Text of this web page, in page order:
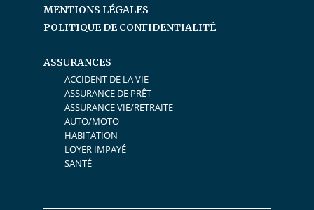
MENTIONS LÉGALES
POLITIQUE DE CONFIDENTIALITÉ
ASSURANCES
ACCIDENT DE LA VIE
ASSURANCE DE PRÊT
ASSURANCE VIE/RETRAITE
AUTO/MOTO
HABITATION
LOYER IMPAYÉ
SANTÉ